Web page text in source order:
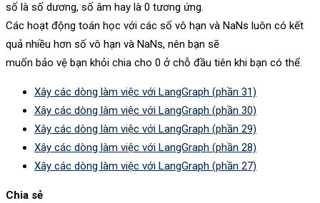
số là số dương, số âm hay là 0 tương ứng.
Các hoạt động toán học với các số vô hạn và NaNs luôn có kết
quả nhiều hơn số vô hạn và NaNs, nên bạn sẽ
muốn bảo vệ bạn khỏi chia cho 0 ở chỗ đầu tiên khi bạn có thể.
Xây các dòng làm việc với LangGraph (phần 31)
Xây các dòng làm việc với LangGraph (phần 30)
Xây các dòng làm việc với LangGraph (phần 29)
Xây các dòng làm việc với LangGraph (phần 28)
Xây các dòng làm việc với LangGraph (phần 27)
Chia sẻ